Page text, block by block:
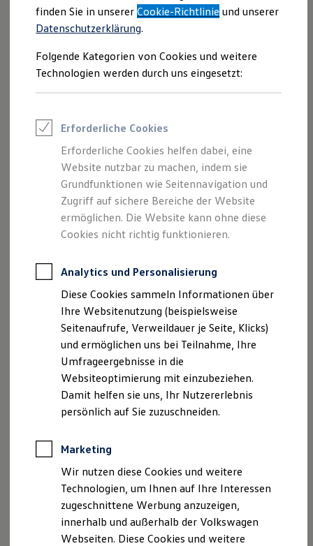
Junge Gebrauchtwagen und Gebrauchtwagen
Volkswagen Zertifizierte Gebrauchtwagen
Elektromobilität bei Gebrauchtwagen
Saisonangebote
Reifenpakete
Leasing
Leasing-Angebote
Elektroauto Leasing
Kleinwagen-Leasing
Leasing ohne Anzahlung
Finanzierung
Autokredit mit Schlussrate
Versicherungen und Garantien
Kfz-Versicherung
Restschuldversicherungen
Garantien
Professional Class bei Volkswagen
Behörden
Direktkunden
Sonderfahrzeuge
Anpfiff zum Gewinn
Elektromobilität
Elektroautos
ID. Tutorials
Elektrofahrzeugkonzepte
ID. EVERY1
Reichweite
Rekuperation
Laden unterwegs
Laden Zuhause
Ladestationen finden
Ladezeitensimulator
Batterie
Sicherheit
Es ist so weit: VolkswagenR eröffnete am 22. August 2024
die Türen seines brandneuen Pavillons in der Autostadt in
Wolfsburg. Die Eröffnung war ein absolutes Highlight: Die
bekannten Auto-Enthusiasten Sidney Hoffmann und Benny
Leuchter waren vor Ort, um mit den Besuchern zu
Schölermann ging mit den Fans auf Entdeckungstour. Ganz
stilecht konnte mit dem „R-Fuel“ angestoßen werden – ein
eigens für die Marke entwickelter, kaltgepresster Saft, der
künftig im Pavillon erhältlich ist.
finden Sie in unsererCookie-Richtlinie und unserer
Datenschutzerklärung.
Folgende Kategorien von Cookies und weitere
Technologien werden durch uns eingesetzt:
Erforderliche Cookies
Erforderliche Cookies helfen dabei, eine
Website nutzbar zu machen, indem sie
Grundfunktionen wie Seitennavigation und
Zugriff auf sichere Bereiche der Website
ermöglichen. Die Website kann ohne diese
Cookies nicht richtig funktionieren.
Analytics und Personalisierung
Diese Cookies sammeln Informationen über
Ihre Websitenutzung (beispielsweise
Seitenaufrufe, Verweildauer je Seite, Klicks)
und ermöglichen uns bei Teilnahme, Ihre
Umfrageergebnisse in die
Websiteoptimierung mit einzubeziehen.
Damit helfen sie uns, Ihr Nutzererlebnis
persönlich auf Sie zuzuschneiden.
Marketing
Wir nutzen diese Cookies und weitere
Technologien, um Ihnen auf Ihre Interessen
zugeschnittene Werbung anzuzeigen,
innerhalb und außerhalb der Volkswagen
Webseiten. Diese Cookies und weitere